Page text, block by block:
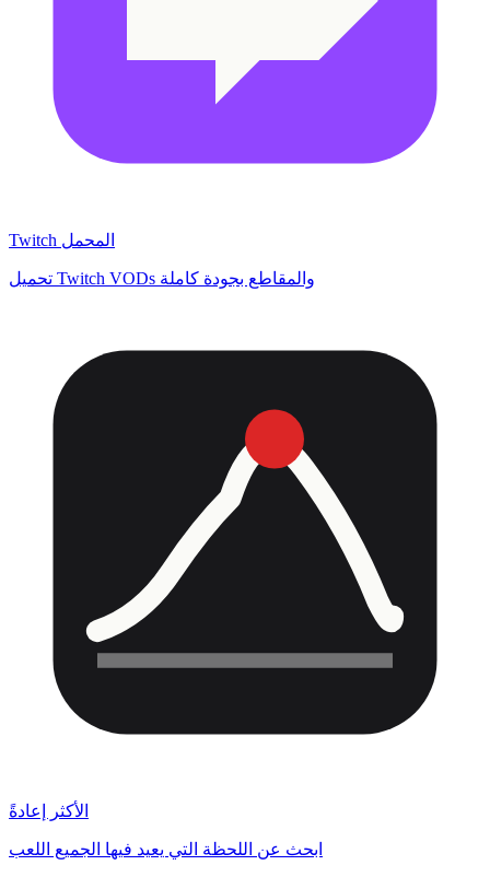
Twitch المحمل
تحميل Twitch VODs والمقاطع بجودة كاملة
الأكثر إعادةً
ابحث عن اللحظة التي يعيد فيها الجميع اللعب